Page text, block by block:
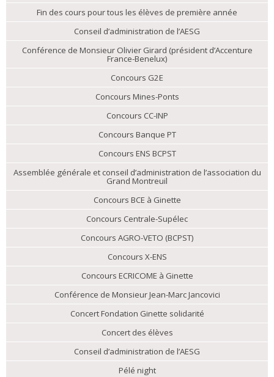
Fin des cours pour tous les élèves de première année
Conseil d’administration de l’AESG
Conférence de Monsieur Olivier Girard (président d’Accenture
France-Benelux)
Concours G2E
Concours Mines-Ponts
Concours CC-INP
Concours Banque PT
Concours ENS BCPST
Assemblée générale et conseil d’administration de l’association du
Grand Montreuil
Concours BCE à Ginette
Concours Centrale-Supélec
Concours AGRO-VETO (BCPST)
Concours X-ENS
Concours ECRICOME à Ginette
Conférence de Monsieur Jean-Marc Jancovici
Concert Fondation Ginette solidarité
Concert des élèves
Conseil d’administration de l’AESG
Pélé night